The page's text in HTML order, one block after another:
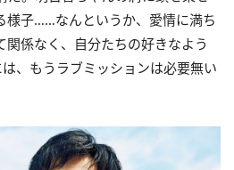
様子……なんというか、愛情に満ち
関係なく、自分たちの好きなよう
、もうラブミッションは必要無い